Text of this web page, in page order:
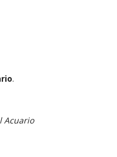
.
Acuario